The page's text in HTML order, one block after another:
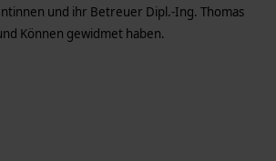
und ihr Betreuer Dipl.-Ing. Thomas
Können gewidmet haben.